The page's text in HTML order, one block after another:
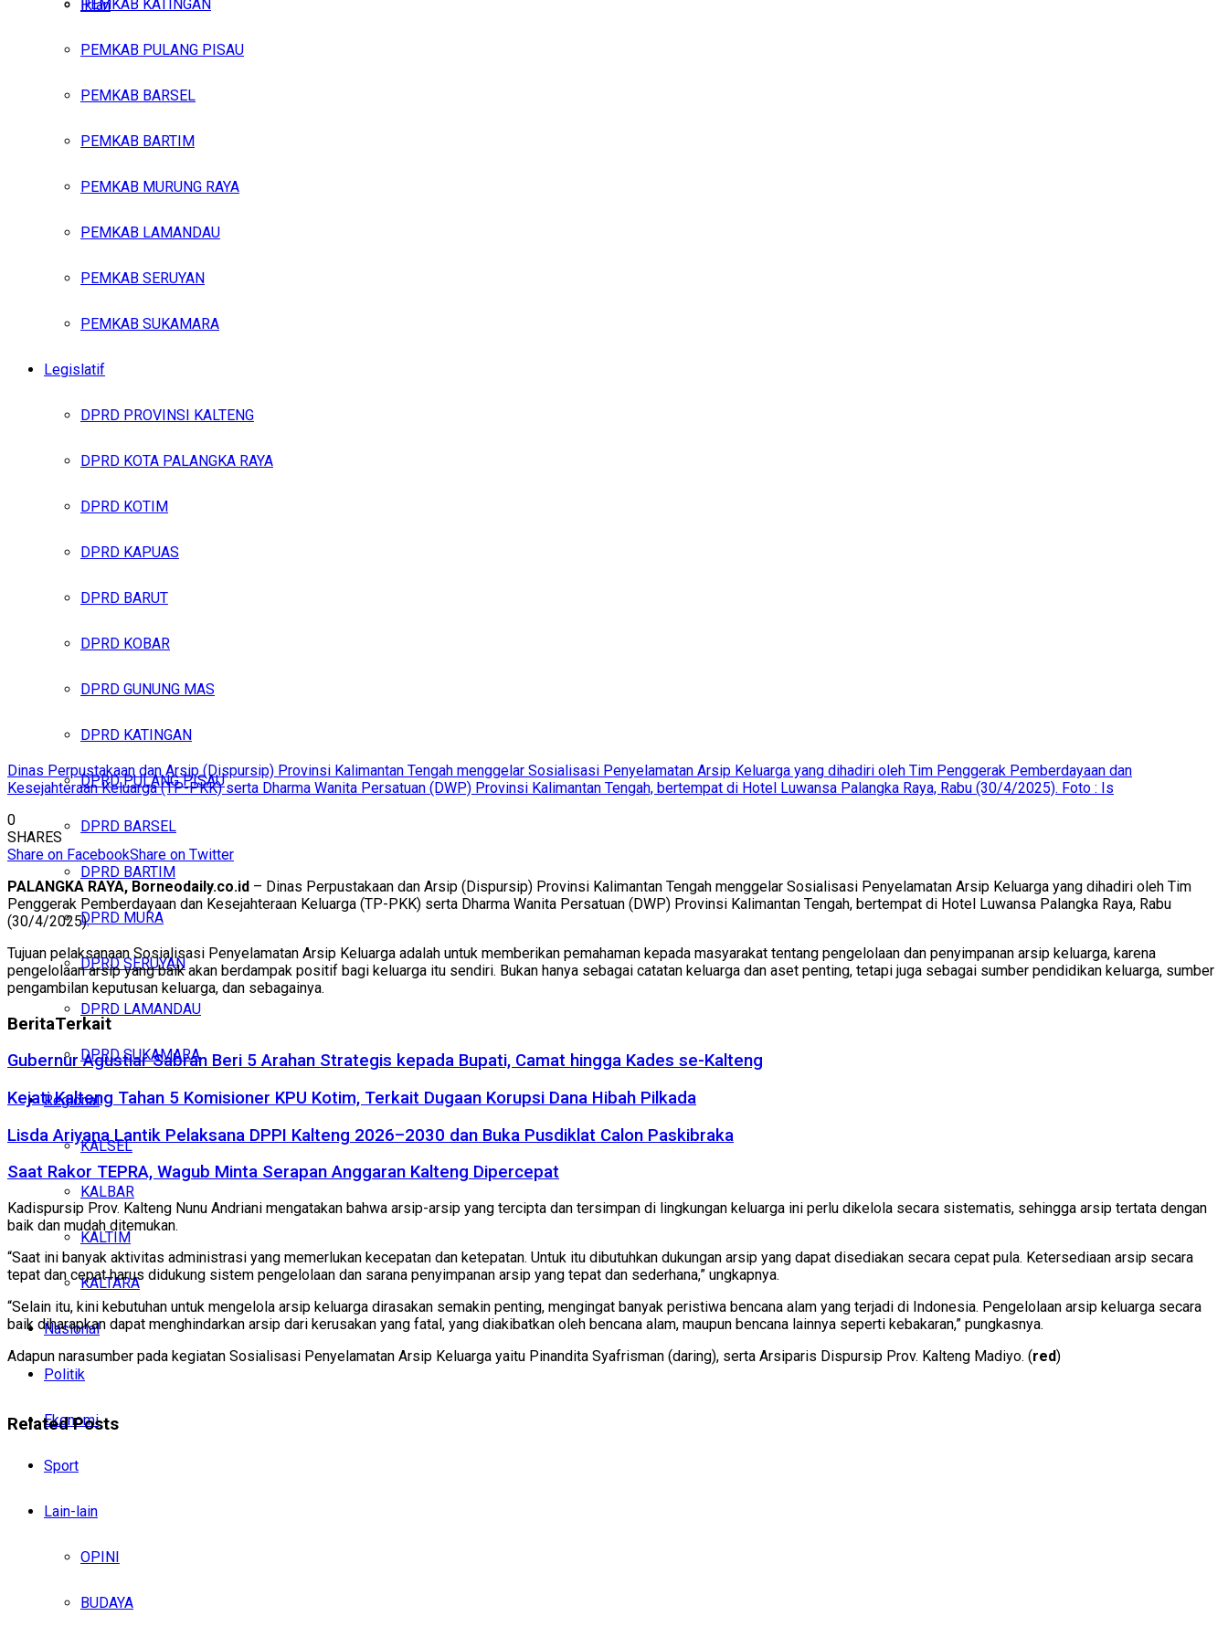
Iklan
Minggu, Agustus 9, 2026
PEMKAB KATINGAN
PEMKAB PULANG PISAU
PEMKAB BARSEL
PEMKAB BARTIM
PEMKAB MURUNG RAYA
PEMKAB LAMANDAU
PEMKAB SERUYAN
PEMKAB SUKAMARA
Legislatif
DPRD PROVINSI KALTENG
DPRD KOTA PALANGKA RAYA
DPRD KOTIM
DPRD KAPUAS
DPRD BARUT
DPRD KOBAR
DPRD GUNUNG MAS
DPRD KATINGAN
DPRD PULANG PISAU
DPRD BARSEL
DPRD BARTIM
DPRD MURA
DPRD SERUYAN
DPRD LAMANDAU
DPRD SUKAMARA
Regional
KALSEL
KALBAR
KALTIM
KALTARA
Nasional
Politik
Ekonomi
Sport
Lain-lain
OPINI
BUDAYA
Dinas Perpustakaan dan Arsip (Dispursip) Provinsi Kalimantan Tengah menggelar Sosialisasi Penyelamatan Arsip Keluarga yang dihadiri oleh Tim Penggerak Pemberdayaan dan
Kesejahteraan Keluarga (TP-PKK) serta Dharma Wanita Persatuan (DWP) Provinsi Kalimantan Tengah, bertempat di Hotel Luwansa Palangka Raya, Rabu (30/4/2025). Foto : Is
0
SHARES
Share on FacebookShare on Twitter
PALANGKA RAYA, Borneodaily.co.id – Dinas Perpustakaan dan Arsip (Dispursip) Provinsi Kalimantan Tengah menggelar Sosialisasi Penyelamatan Arsip Keluarga yang dihadiri oleh Tim
Penggerak Pemberdayaan dan Kesejahteraan Keluarga (TP-PKK) serta Dharma Wanita Persatuan (DWP) Provinsi Kalimantan Tengah, bertempat di Hotel Luwansa Palangka Raya, Rabu
(30/4/2025).
Tujuan pelaksanaan Sosialisasi Penyelamatan Arsip Keluarga adalah untuk memberikan pemahaman kepada masyarakat tentang pengelolaan dan penyimpanan arsip keluarga, karena
pengelolaan arsip yang baik akan berdampak positif bagi keluarga itu sendiri. Bukan hanya sebagai catatan keluarga dan aset penting, tetapi juga sebagai sumber pendidikan keluarga, sumber
pengambilan keputusan keluarga, dan sebagainya.
BeritaTerkait
Gubernur Agustiar Sabran Beri 5 Arahan Strategis kepada Bupati, Camat hingga Kades se-Kalteng
Kejati Kalteng Tahan 5 Komisioner KPU Kotim, Terkait Dugaan Korupsi Dana Hibah Pilkada
Lisda Ariyana Lantik Pelaksana DPPI Kalteng 2026–2030 dan Buka Pusdiklat Calon Paskibraka
Saat Rakor TEPRA, Wagub Minta Serapan Anggaran Kalteng Dipercepat
Kadispursip Prov. Kalteng Nunu Andriani mengatakan bahwa arsip-arsip yang tercipta dan tersimpan di lingkungan keluarga ini perlu dikelola secara sistematis, sehingga arsip tertata dengan
baik dan mudah ditemukan.
“Saat ini banyak aktivitas administrasi yang memerlukan kecepatan dan ketepatan. Untuk itu dibutuhkan dukungan arsip yang dapat disediakan secara cepat pula. Ketersediaan arsip secara
tepat dan cepat harus didukung sistem pengelolaan dan sarana penyimpanan arsip yang tepat dan sederhana,” ungkapnya.
“Selain itu, kini kebutuhan untuk mengelola arsip keluarga dirasakan semakin penting, mengingat banyak peristiwa bencana alam yang terjadi di Indonesia. Pengelolaan arsip keluarga secara
baik diharapkan dapat menghindarkan arsip dari kerusakan yang fatal, yang diakibatkan oleh bencana alam, maupun bencana lainnya seperti kebakaran,” pungkasnya.
Adapun narasumber pada kegiatan Sosialisasi Penyelamatan Arsip Keluarga yaitu Pinandita Syafrisman (daring), serta Arsiparis Dispursip Prov. Kalteng Madiyo. (red)
RelatedPosts